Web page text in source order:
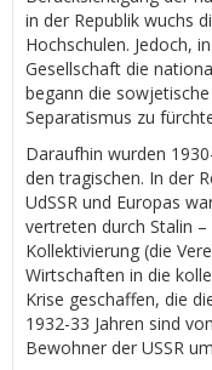
in der Republik wuchs
Hochschulen. Jedoch,
Gesellschaft die
begann die
Separatismus zu
Daraufhin wurden
den tragischen. In der
UdSSR und Europas
vertreten durch Stalin
Kollektivierung (die
Wirtschaften in die
Krise geschaffen, die
1932-33 Jahren sind
Bewohner der USSR